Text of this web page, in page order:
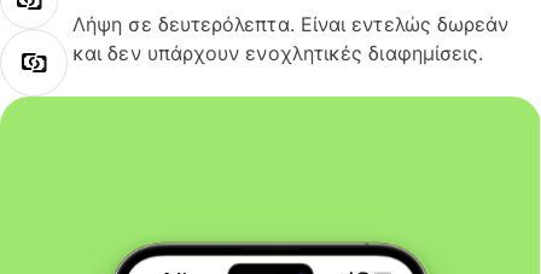
Λήψη σε δευτερόλεπτα. Είναι εντελώς δωρεάν
και δεν υπάρχουν ενοχλητικές διαφημίσεις.